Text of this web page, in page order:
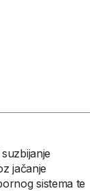
jačanje
sistema te